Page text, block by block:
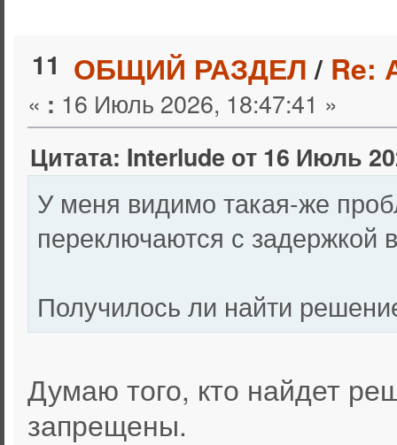
11 ОБЩИЙ РАЗДЕЛ/ Re:
« : 16 Июль 2026, 18:47:41 »
Цитата: Interlude от 16 Июль
У меня видимо такая-же
переключаются с задержкой
Получилось ли найти
Думаю того, кто найдет
запрещены.